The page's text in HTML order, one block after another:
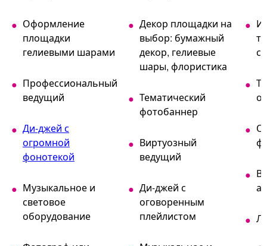
Оформление
площадки
гелиевыми шарами
Профессиональный
ведущий
Ди-джей с
огромной
фонотекой
Музыкальное и
световое
оборудование
Декор площадки на
выбор: бумажный
декор, гелиевые
шары, флористика
Тематический
фотобаннер
Виртуозный
ведущий
Ди-джей с
оговоренным
плейлистом